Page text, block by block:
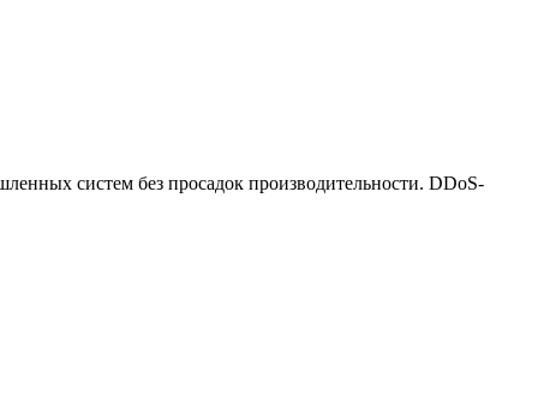
систем без просадок производительности. DDoS-